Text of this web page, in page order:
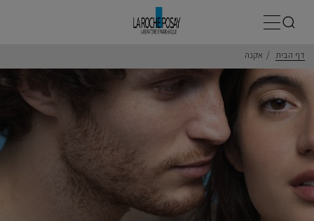
תפריט ראשי
דף הבית אקנה